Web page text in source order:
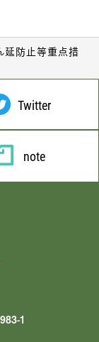
延防止等重点措
Twitter
note
1